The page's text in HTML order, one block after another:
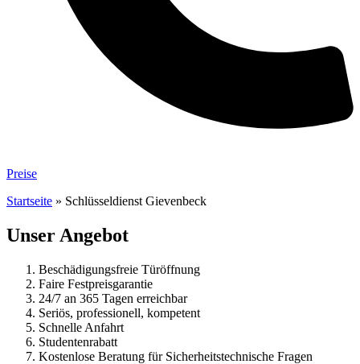
Preise
Startseite » Schlüsseldienst Gievenbeck
Unser Angebot
Beschädigungsfreie Türöffnung
Faire Festpreisgarantie
24/7 an 365 Tagen erreichbar
Seriös, professionell, kompetent
Schnelle Anfahrt
Studentenrabatt
Kostenlose Beratung für Sicherheitstechnische Fragen